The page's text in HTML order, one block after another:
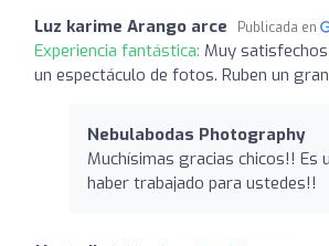
Luz karime Arango arce Publicada en
Experiencia fantástica: Muy
un espectáculo de fotos. Ruben un
Nebulabodas Photography
Muchísimas gracias chicos!! Es
haber trabajado para ustedes!!